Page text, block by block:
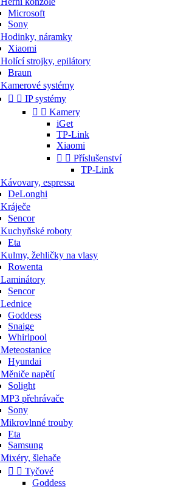
Microsoft
Sony
Hodinky, náramky
Xiaomi
Holící strojky, epilátory
Braun
Kamerové systémy
  IP systémy
  Kamery
iGet
TP-Link
Xiaomi
  Příslušenství
TP-Link
Kávovary, espressa
DeLonghi
Kráječe
Sencor
Kuchyňské roboty
Eta
Kulmy, žehličky na vlasy
Rowenta
Laminátory
Sencor
Lednice
Goddess
Snaige
Whirlpool
Meteostanice
Hyundai
Měniče napětí
Solight
MP3 přehrávače
Sony
Mikrovlnné trouby
Eta
Samsung
Mixéry, šlehače
  Tyčové
Goddess